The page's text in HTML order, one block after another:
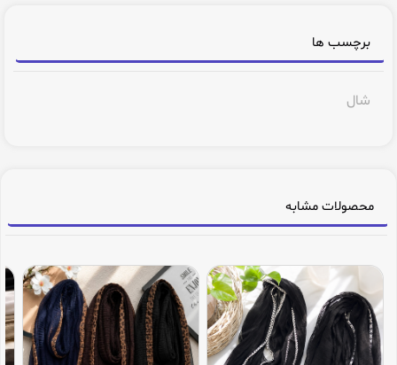
برچسب ها
شال
محصولات مشابه